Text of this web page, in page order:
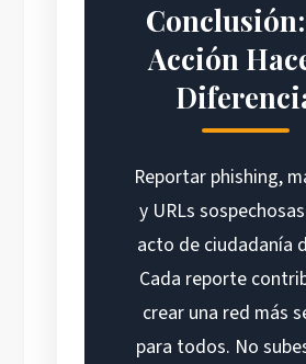
Acción
Reportar phishing,
y URLs
acto de ciudadanía
Cada reporte
crear una red más
para todos. No